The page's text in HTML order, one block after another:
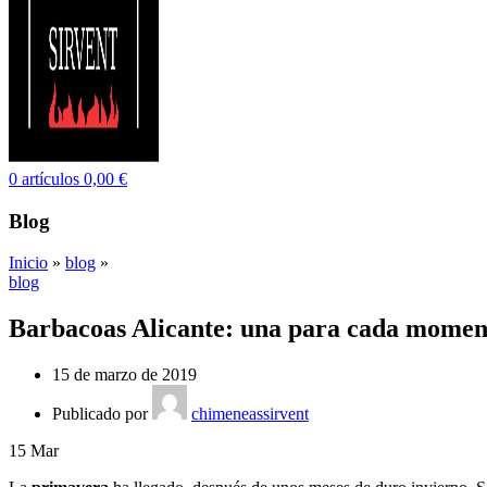
0 artículos 0,00 €
Blog
Inicio » blog »
blog
Barbacoas Alicante: una para cada
15 de marzo de 2019
Publicado por
chimeneassirvent
15 Mar